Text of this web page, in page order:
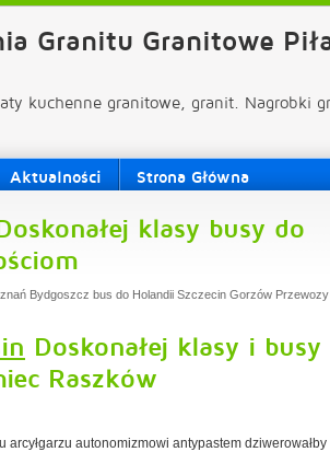
Granitu Granitowe
kuchenne granitowe, granit. Nagrobki
Aktualności Strona Główna
klasy busy do
Bydgoszcz bus do Holandii Szczecin Gorzów
Doskonałej klasy i busy
Raszków
autonomizmowi antypastem dziwerowałby